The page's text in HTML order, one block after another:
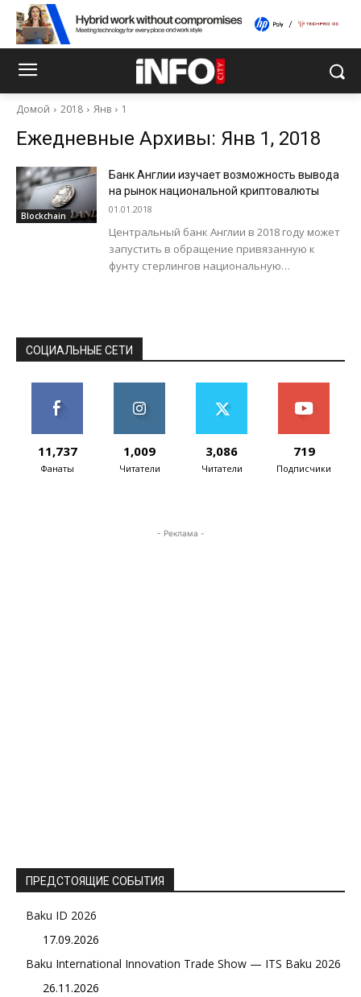
Домой 2018 Янв 1
Ежедневные Архивы: Янв 1, 2018
Blockchain
Банк Англии изучает возможность вывода
на рынок национальной криптовалюты
01.01.2018
Центральный банк Англии в 2018 году может
запустить в обращение привязанную к
фунту стерлингов национальную
СОЦИАЛЬНЫЕ СЕТИ
11,737
Фанаты
1,009
Читатели
3,086
Читатели
719
Подписчики
- Реклама -
ПРЕДСТОЯЩИЕ СОБЫТИЯ
Baku ID 2026
17.09.2026
Baku International Innovation Trade Show — ITS Baku 2026
26.11.2026